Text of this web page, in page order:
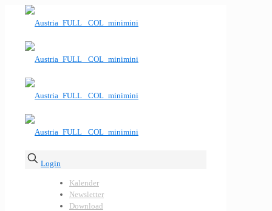
Login
Kalender
Newsletter
Download